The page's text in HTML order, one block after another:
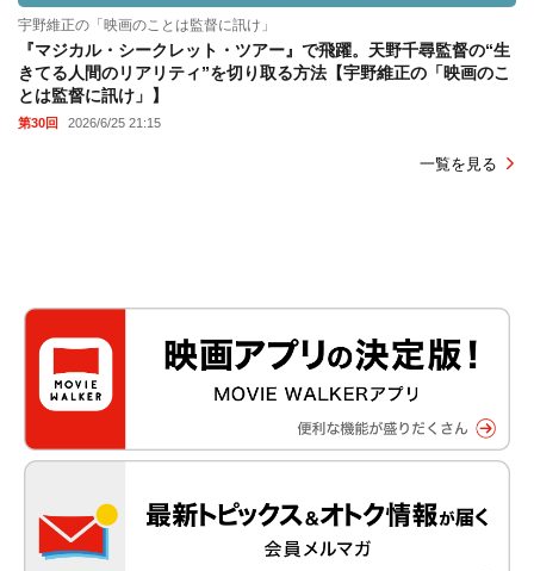
宇野維正の「映画のことは監督に訊け」
『マジカル・シークレット・ツアー』で飛躍。天野千尋監督の“生
きてる人間のリアリティ”を切り取る方法【宇野維正の「映画のこ
とは監督に訊け」】
第30回 2026/6/25 21:15
一覧を見る